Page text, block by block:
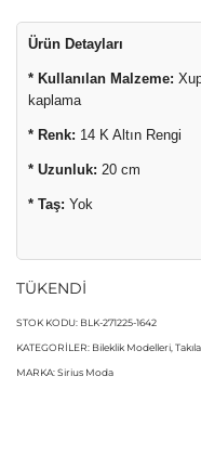
Ürün Detayları
* Kullanılan Malzeme:
kaplama
* Renk: 14 K Altın Rengi
* Uzunluk: 20 cm
* Taş: Yok
TÜKENDİ
STOK KODU: BLK-271225-1642
KATEGORILER: Bileklik Modelleri
MARKA:Sirius Moda